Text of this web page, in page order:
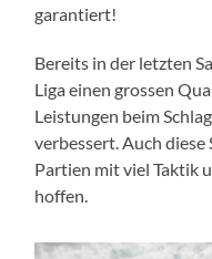
garantiert!
Bereits in der letzten
Liga einen grossen
Leistungen beim
verbessert. Auch
Partien mit viel Taktik
hoffen.